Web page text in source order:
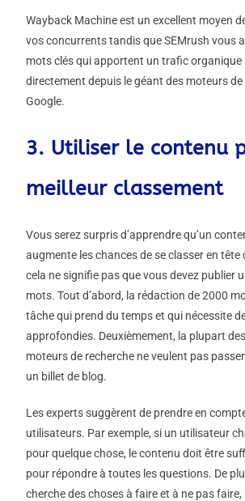
Wayback Machine est un excellent moyen
vos concurrents tandis que SEMrush vous
mots clés qui apportent un trafic organique
directement depuis le géant des moteurs de
Google.
3. Utiliser le contenu
meilleur classement
Vous serez surpris d’apprendre qu’un
augmente les chances de se classer en tête
cela ne signifie pas que vous devez publier
mots. Tout d’abord, la rédaction de 2000
tâche qui prend du temps et qui nécessite
approfondies. Deuxièmement, la plupart
moteurs de recherche ne veulent pas
un billet de blog.
Les experts suggèrent de prendre en
utilisateurs. Par exemple, si un utilisateur
pour quelque chose, le contenu doit être
pour répondre à toutes les questions. De
cherche des choses à faire et à ne pas